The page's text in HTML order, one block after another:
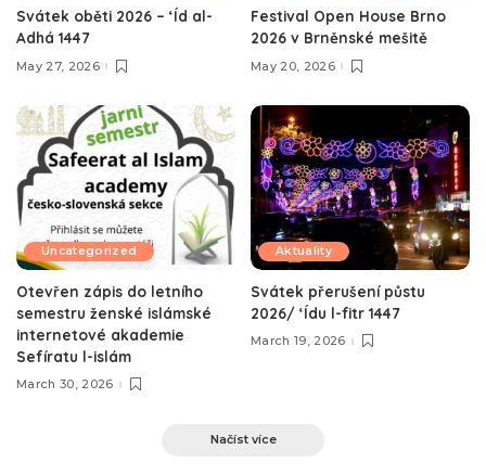
Svátek oběti 2026 – ‘Íd al-
Adhá 1447
May 27, 2026
Festival Open House Brno
2026 v Brněnské mešitě
May 20, 2026
Uncategorized
Otevřen zápis do letního
semestru ženské islámské
internetové akademie
Sefíratu l-islám
March 30, 2026
Aktuality
Svátek přerušení půstu
2026/ ‘Ídu l-fitr 1447
March 19, 2026
Načíst více